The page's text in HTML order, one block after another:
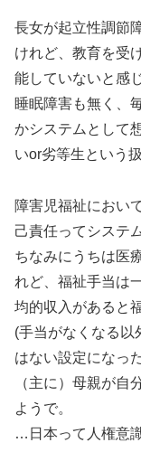
長女が起立性調節
けれど、教育を受
能していないと感
睡眠障害も無く、
かシステムとして
いor劣等生という扱
障害児福祉におい
己責任ってシステ
ちなみにうちは医
れど、福祉手当は
均的収入があると
(手当がなくなる以
はない設定になっ
（主に）母親が自
ようで。
…日本って人権意